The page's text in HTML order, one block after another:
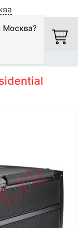
Москва?